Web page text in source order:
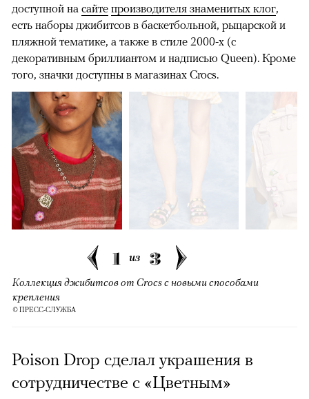
доступной на сайте производителя знаменитых клог,
есть наборы джибитсов в баскетбольной, рыцарской и
пляжной тематике, а также в стиле 2000-х (с
декоративным бриллиантом и надписью Queen). Кроме
того, значки доступны в магазинах Crocs.
1 из 3
Коллекция джибитсов от Сrocs с новыми способами
крепления
© ПРЕСС-СЛУЖБА
Poison Drop сделал украшения в
сотрудничестве с «Цветным»